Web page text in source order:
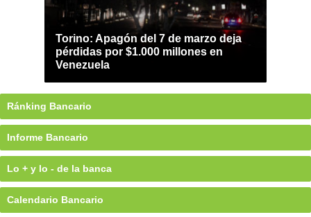
Torino: Apagón del 7 de marzo deja
pérdidas por $1.000 millones en
Venezuela
Ránking Bancario
Informe Bancario
Lo + y lo - de la banca
Calendario Bancario